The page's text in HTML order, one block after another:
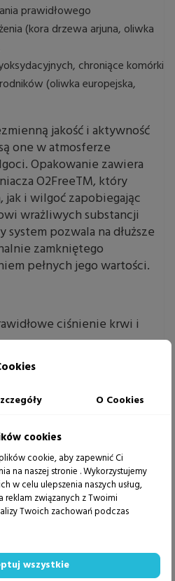
prawidłowego
(kora drzewa arjuna, oliwka
chroniące komórki
(oliwka europejska,
jakość i aktywność
one w atmosferze
Opakowanie zawiera
O2FreeTM, który
jak i wilgoć zapobiegając
wrażliwych substancji
pozwala na dłuższe
zamkniętego
pełnych jego wartości.
ciśnienie krwi i
okresie terapii dla
parametrów dodatkowo
podczas jedzenia.
oxycantha), Kora drzewa
ekstrakt z owocu
granatum); ekstrakt z
somnifera); ekstrakt z pestek
vinifera L) 95%
O Cookies
cookies
cookie, aby zapewnić Ci
na naszej stronie . Wykorzystujemy
w celu ulepszenia naszych usług,
reklam związanych z Twoimi
Twoich zachowań podczas
wszystkie